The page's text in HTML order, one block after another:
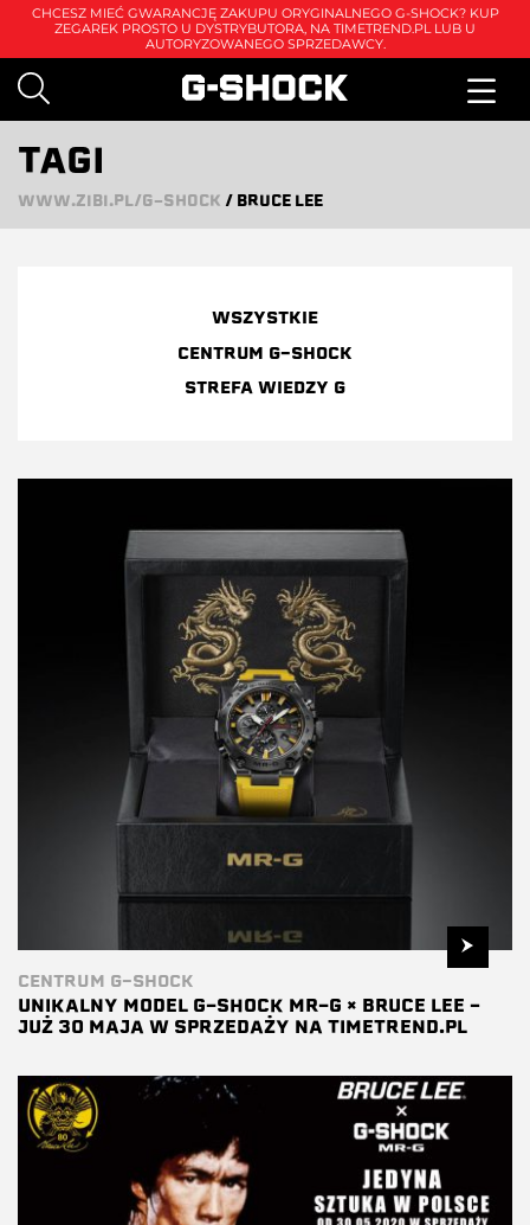
CHCESZ MIEĆ GWARANCJĘ ZAKUPU ORYGINALNEGO G-SHOCK? KUP
ZEGAREK PROSTO U DYSTRYBUTORA, NA TIMETREND.PL LUB U
AUTORYZOWANEGO SPRZEDAWCY.
TAGI
WWW.ZIBI.PL/G-SHOCK / BRUCE LEE
WSZYSTKIE
CENTRUM G-SHOCK
STREFA WIEDZY G
CENTRUM G-SHOCK
UNIKALNY MODEL G-SHOCK MR-G × BRUCE LEE –
JUŻ 30 MAJA W SPRZEDAŻY NA TIMETREND.PL